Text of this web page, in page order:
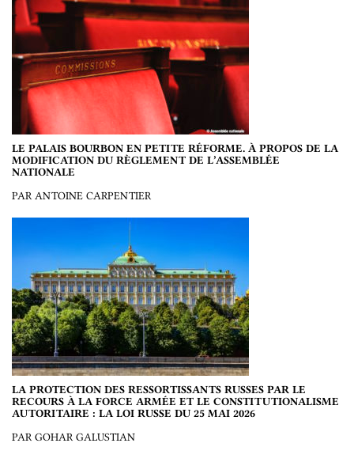
LE PALAIS BOURBON EN PETITE RÉFORME. À PROPOS DE LA
MODIFICATION DU RÈGLEMENT DE L’ASSEMBLÉE
NATIONALE
PAR ANTOINE CARPENTIER
LA PROTECTION DES RESSORTISSANTS RUSSES PAR LE
RECOURS À LA FORCE ARMÉE ET LE CONSTITUTIONALISME
AUTORITAIRE : LA LOI RUSSE DU 25 MAI 2026
PAR GOHAR GALUSTIAN